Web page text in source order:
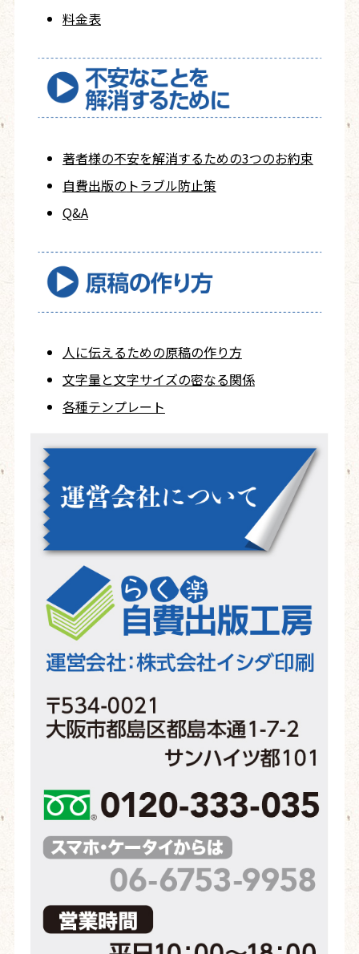
料金表
著者様の不安を解消するための3つのお約束
自費出版の トラブル防止策
Q&A
人に伝えるための原稿の作り方
文字量と文字サイズの密なる関係
各種テンプレート